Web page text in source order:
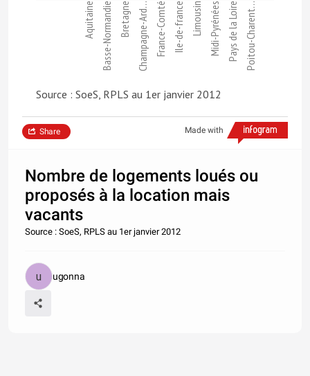
Aquitaine Basse-Normandie Bretagne Champagne-Ard…France-Comté Ile-de-france Limousin Midi-PyrénéesPays de la LoirePoitou-Charent…
Source : SoeS, RPLS au 1er janvier 2012
Made with
Share
Nombre de logements loués ou
proposés à la location mais
vacants
Source : SoeS, RPLS au 1er janvier 2012
ugonna